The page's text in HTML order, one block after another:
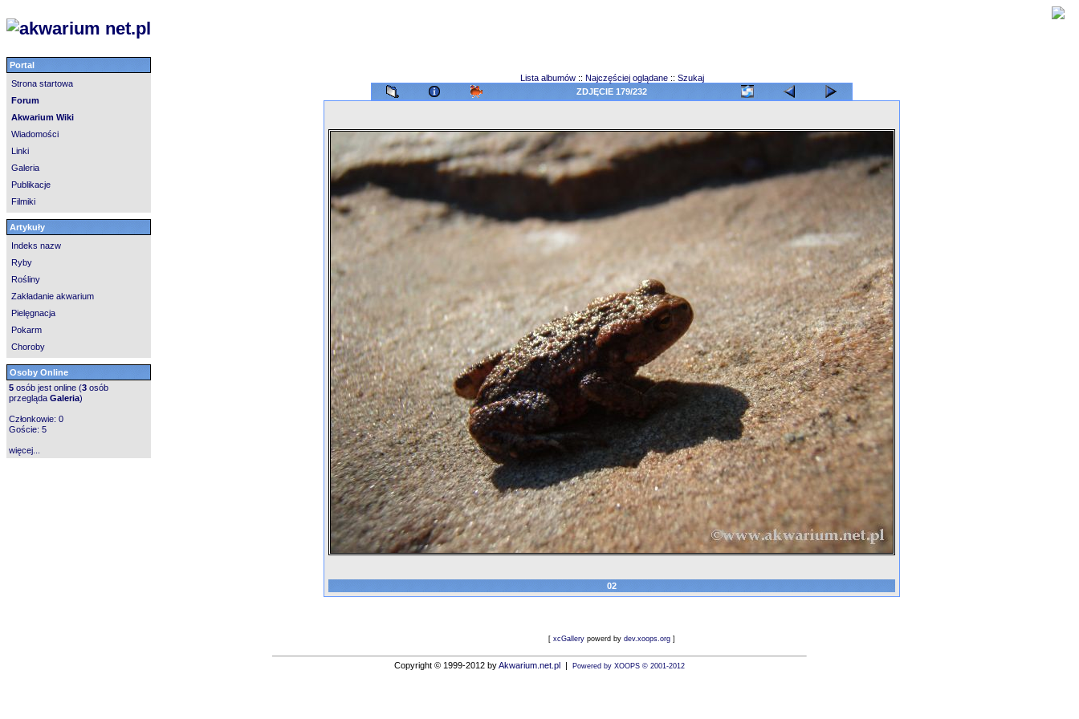
Portal
Strona startowa
Forum
Akwarium Wiki
Wiadomości
Linki
Galeria
Publikacje
Filmiki
Artykuły
Indeks nazw
Ryby
Rośliny
Zakładanie akwarium
Pielęgnacja
Pokarm
Choroby
Osoby Online
5 osób jest online (3 osób
przegląda Galeria)
Członkowie: 0
Goście: 5
więcej...
Lista albumów :: Najczęściej oglądane:: Szukaj
ZDJĘCIE 179/232
02
[ xcGallery powerd by dev.xoops.org ]
Copyright © 1999-2012 byAkwarium.net.pl | Powered by XOOPS © 2001-2012